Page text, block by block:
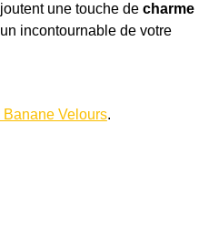
une touche de charme
incontournable de votre
Banane Velours.